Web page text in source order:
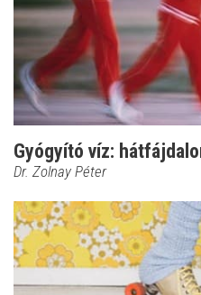
Gyógyító víz:
Dr. Zolnay Péter